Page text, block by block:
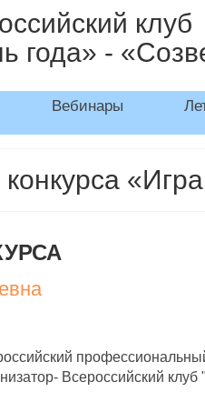
клуб
года» -
Вебинары
Всероссийский клуб